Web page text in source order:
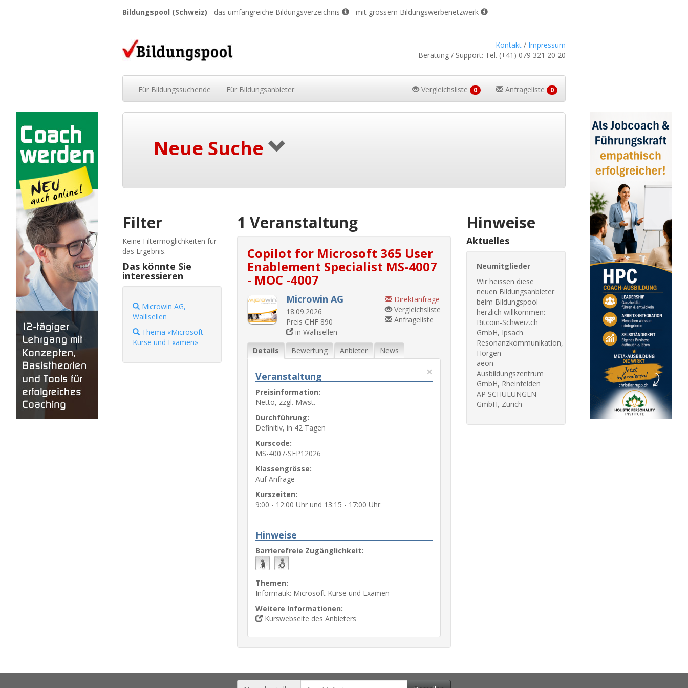
Bildungspool (Schweiz) - das umfangreiche Bildungsverzeichnis - mit grossem Bildungswerbenetzwerk
Kontakt / Impressum
Beratung / Support: Tel. (+41) 079 321 20 20
Für Bildungssuchende Für Bildungsanbieter Vergleichsliste 0 Anfrageliste 0
Neue Suche
1 Veranstaltung
Copilot for Microsoft 365 User
Enablement Specialist MS-4007
- MOC -4007
Microwin AG
18.09.2026
Preis CHF 890
in Wallisellen
Direktanfrage
Vergleichsliste
Anfrageliste
Details Bewertung Anbieter News
×
Veranstaltung
Preisinformation:
Netto, zzgl. Mwst.
Durchführung:
Definitiv, in 42 Tagen
Kurscode:
MS-4007-SEP12026
Klassengrösse:
Auf Anfrage
Kurszeiten:
9:00 - 12:00 Uhr und 13:15 - 17:00 Uhr
Hinweise
Barrierefreie Zugänglichkeit:
Themen:
Informatik: Microsoft Kurse und Examen
Weitere Informationen:
Kurswebseite des Anbieters
Filter
Keine Filtermöglichkeiten für
das Ergebnis.
Das könnte Sie
interessieren
Microwin AG,
Wallisellen
Thema «Microsoft
Kurse und Examen»
Hinweise
Aktuelles
Neumitglieder
Wir heissen diese
neuen Bildungsanbieter
beim Bildungspool
herzlich willkommen:
Bitcoin-Schweiz.ch
GmbH, Ipsach
Resonanzkommunikation,
Horgen
aeon
Ausbildungszentrum
GmbH, Rheinfelden
AP SCHULUNGEN
GmbH, Zürich